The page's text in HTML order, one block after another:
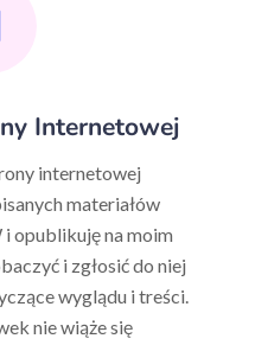
Internetowej
internetowej
materiałów
opublikuję na moim
i zgłosić do niej
wyglądu i treści.
nie wiąże się